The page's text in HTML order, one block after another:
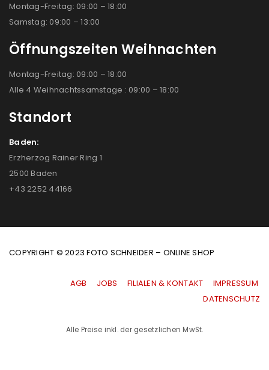
Montag-Freitag: 09:00 – 18:00
Samstag: 09:00 – 13:00
Öffnungszeiten Weihnachten
Montag-Freitag: 09:00 – 18:00
Alle 4 Weihnachtssamstage : 09:00 – 18:00
Standort
Baden:
Erzherzog Rainer Ring 1
2500 Baden
+43 2252 44166
COPYRIGHT © 2023 FOTO SCHNEIDER – ONLINE SHOP
AGB JOBS FILIALEN & KONTAKT
IMPRESSUM
|DATENSCHUTZ
Alle Preise inkl. der gesetzlichen MwSt.